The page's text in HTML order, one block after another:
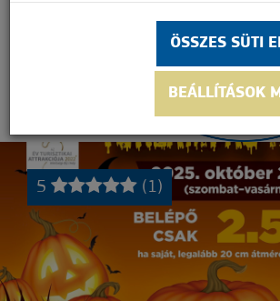
5 (1)
ÖSSZES SÜTI
BEÁLLÍTÁSOK